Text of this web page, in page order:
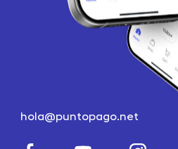
hola@puntopago.net